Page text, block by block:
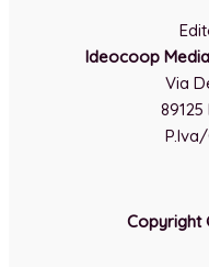
Ideocoop
Via
P.Iva/
Copyright